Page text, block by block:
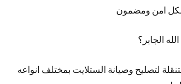
امن ومضمون
الجابر؟
لتصليح وصيانة الستلايت بمختلف انواعه